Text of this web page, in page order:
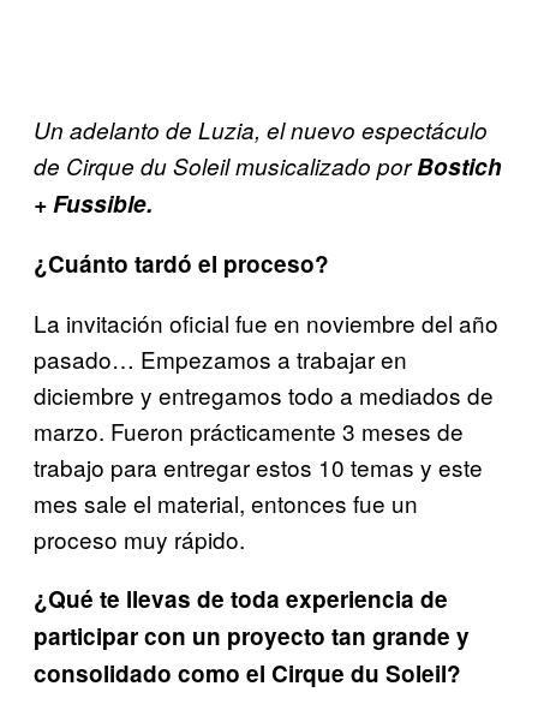
Un adelanto de Luzia, el nuevo espectáculo
de Cirque du Soleil musicalizado porBostich
+Fussible.
¿Cuánto tardó el proceso?
La invitación oficial fue en noviembre del año
pasado… Empezamos a trabajar en
diciembre y entregamos todo a mediados de
marzo. Fueron prácticamente 3 meses de
trabajo para entregar estos 10 temas y este
mes sale el material, entonces fue un
proceso muy rápido.
¿Qué te llevas de toda experiencia de
participar con un proyecto tan grande y
consolidado como el Cirque du Soleil?